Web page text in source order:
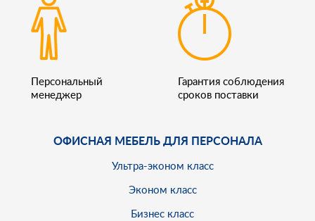
Персональный
менеджер
Гарантия соблюдения
сроков поставки
ОФИСНАЯ МЕБЕЛЬ ДЛЯ ПЕРСОНАЛА
Ультра-эконом класс
Эконом класс
Бизнес класс